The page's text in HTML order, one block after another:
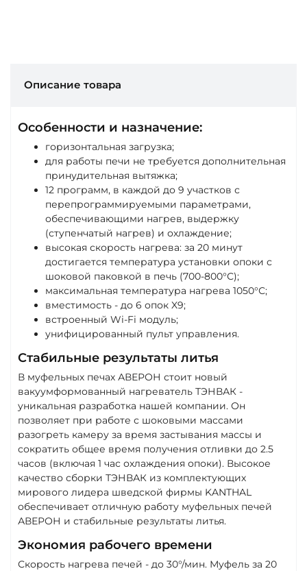
Описание товара
Особенности и назначение:
горизонтальная загрузка;
для работы печи не требуется дополнительная
принудительная вытяжка;
12 программ, в каждой до 9 участков с
перепрограммируемыми параметрами,
обеспечивающими нагрев, выдержку
(ступенчатый нагрев) и охлаждение;
высокая скорость нагрева: за 20 минут
достигается температура установки опоки с
шоковой паковкой в печь (700-800°С);
максимальная температура нагрева 1050°С;
вместимость - до 6 опок X9;
встроенный Wi-Fi модуль;
унифицированный пульт управления.
Стабильные результаты литья
В муфельных печах АВЕРОН стоит новый
вакуумформованный нагреватель ТЭНВАК -
уникальная разработка нашей компании. Он
позволяет при работе с шоковыми массами
разогреть камеру за время застывания массы и
сократить общее время получения отливки до 2.5
часов (включая 1 час охлаждения опоки). Высокое
качество сборки ТЭНВАК из комплектующих
мирового лидера шведcкой фирмы KANTHAL
обеспечивает отличную работу муфельных печей
АВЕРОН и стабильные результаты литья.
Экономия рабочего времени
Скорость нагрева печей - до 30°/мин. Муфель за 20